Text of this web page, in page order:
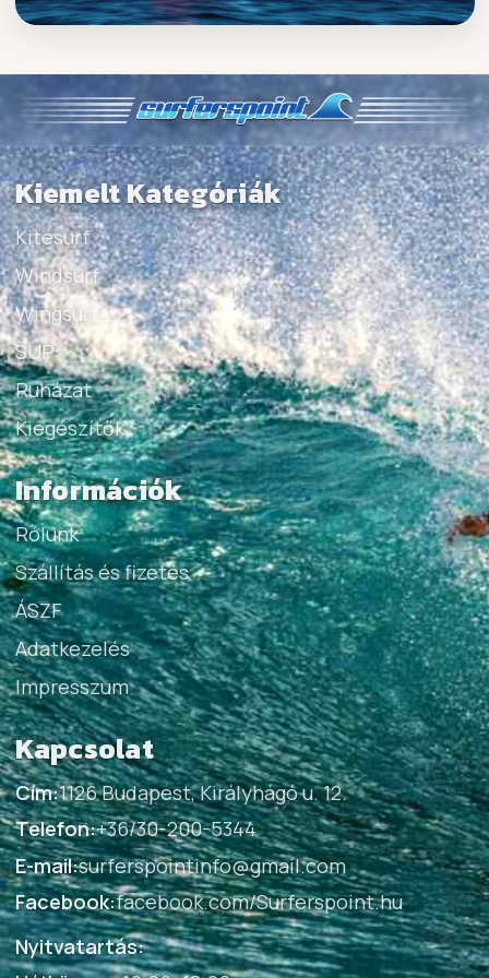
Kiemelt Kategóriák
Kitesurf
Windsurf
Wingsurf
SUP
Ruházat
Kiegészítők
Információk
Rólunk
Szállítás és fizetés
ÁSZF
Adatkezelés
Impresszum
Kapcsolat
Cím:1126 Budapest, Királyhágó u. 12.
Telefon:+36/30-200-5344
E-mail:surferspointinfo@gmail.com
Facebook:facebook.com/Surferspoint.hu
Nyitvatartás: